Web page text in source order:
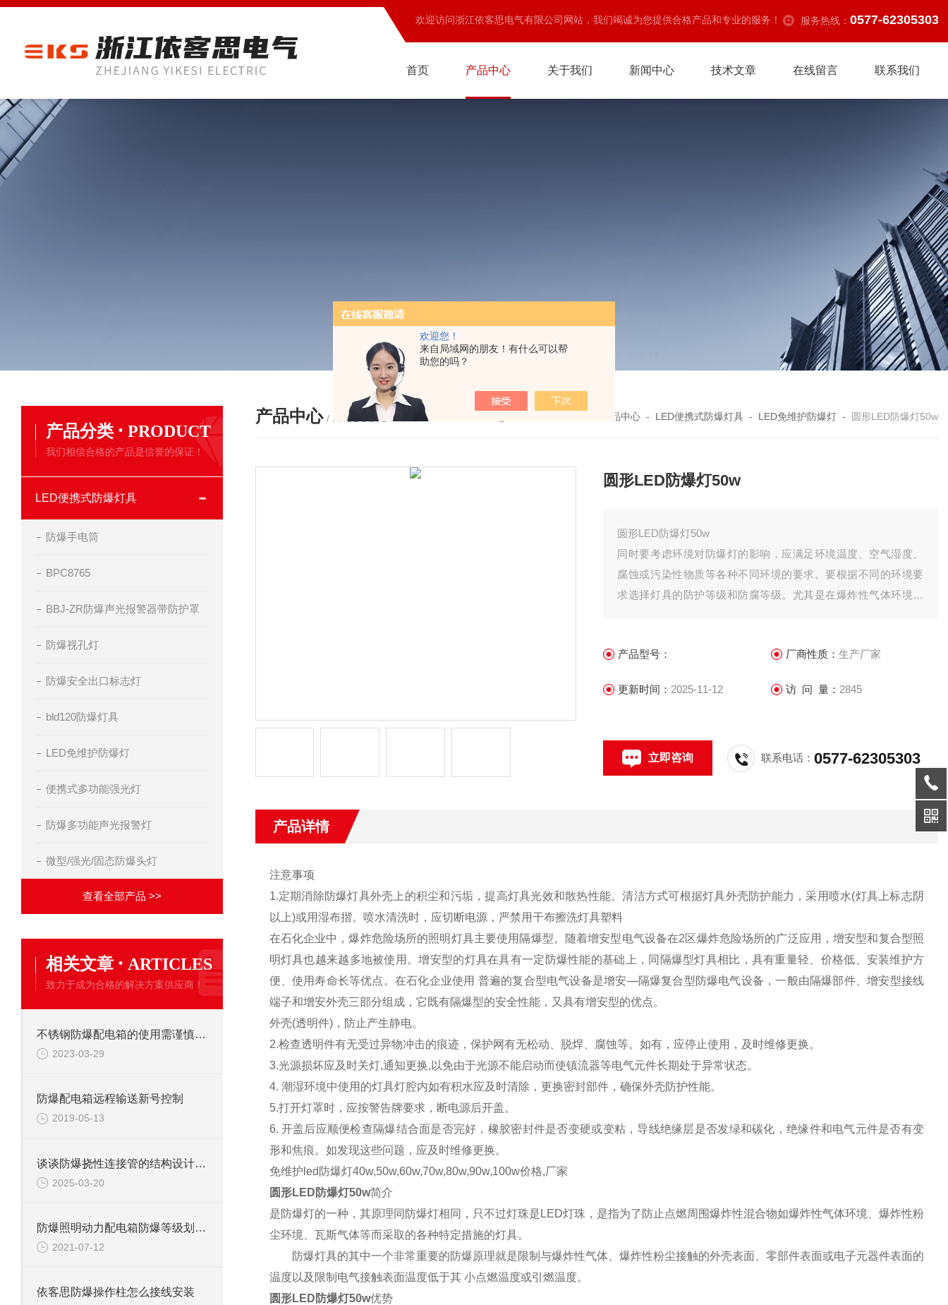
欢迎您！
来自局域网的朋友！有什么可以帮
助您的吗？
欢迎访问浙江依客思电气有限公司网站，我们竭诚为您提供合格产品和专业的服务！ 服务热线： 0577-62305303
首页 产品中心 关于我们 新闻中心 技术文章 在线留言 联系我们
产品分类 · PRODUCT
我们相信合格的产品是信誉的保证！
LED便携式防爆灯具
防爆手电筒
BPC8765
BBJ-ZR防爆声光报警器带防护罩
防爆视孔灯
防爆安全出口标志灯
bld120防爆灯具
LED免维护防爆灯
便携式多功能强光灯
防爆多功能声光报警灯
微型/强光/固态防爆头灯
查看全部产品 >>
相关文章 · ARTICLES
致力于成为合格的解决方案供应商！
不锈钢防爆配电箱的使用需谨慎对待！
2023-03-29
防爆配电箱远程输送新号控制
2019-05-13
谈谈防爆挠性连接管的结构设计特点
2025-03-20
防爆照明动力配电箱防爆等级划分及适用范围
2021-07-12
依客思防爆操作柱怎么接线安装
产品中心 / PRODUCTS 产品中心 - LED便携式防爆灯具 - LED免维护防爆灯 - 圆形LED防爆灯50w
圆形LED防爆灯50w
圆形LED防爆灯50w
同时要考虑环境对防爆灯的影响，应满足环境温度、空气湿度、
腐蚀或污染性物质等各种不同环境的要求。要根据不同的环境要
求选择灯具的防护等级和防腐等级。尤其是在爆炸性气体环境中
产品型号： 厂商性质： 生产厂家
更新时间： 2025-11-12 访 问 量： 2845
立即咨询 联系电话：0577-62305303
产品详情
注意事项
1.定期消除防爆灯具外壳上的积尘和污垢，提高灯具光效和散热性能。清洁方式可根据灯具外壳防护能力，采用喷水(灯具上标志阴
以上)或用湿布揩。喷水清洗时，应切断电源，严禁用干布擦洗灯具塑料
在石化企业中，爆炸危险场所的照明灯具主要使用隔爆型。随着增安型电气设备在2区爆炸危险场所的广泛应用，增安型和复合型照
明灯具也越来越多地被使用。增安型的灯具在具有一定防爆性能的基础上，同隔爆型灯具相比，具有重量轻、价格低、安装维护方
便、使用寿命长等优点。在石化企业使用 普遍的复合型电气设备是增安—隔爆复合型防爆电气设备，一般由隔爆部件、增安型接线
端子和增安外壳三部分组成，它既有隔爆型的安全性能，又具有增安型的优点。
外壳(透明件)，防止产生静电。
2.检查透明件有无受过异物冲击的痕迹，保护网有无松动、脱焊、腐蚀等。如有，应停止使用，及时维修更换。
3.光源损坏应及时关灯,通知更换,以免由于光源不能启动而使镇流器等电气元件长期处于异常状态。
4. 潮湿环境中使用的灯具灯腔内如有积水应及时清除，更换密封部件，确保外壳防护性能。
5.打开灯罩时，应按警告牌要求，断电源后开盖。
6. 开盖后应顺便检查隔爆结合面是否完好，橡胶密封件是否变硬或变粘，导线绝缘层是否发绿和碳化，绝缘件和电气元件是否有变
形和焦痕。如发现这些问题，应及时维修更换。
免维护led防爆灯40w,50w,60w,70w,80w,90w,100w价格,厂家
圆形LED防爆灯50w简介
是防爆灯的一种，其原理同防爆灯相同，只不过灯珠是LED灯珠，是指为了防止点燃周围爆炸性混合物如爆炸性气体环境、爆炸性粉
尘环境、瓦斯气体等而采取的各种特定措施的灯具。
防爆灯具的其中一个非常重要的防爆原理就是限制与爆炸性气体、爆炸性粉尘接触的外壳表面、零部件表面或电子元器件表面的
温度以及限制电气接触表面温度低于其 小点燃温度或引燃温度。
圆形LED防爆灯50w优势